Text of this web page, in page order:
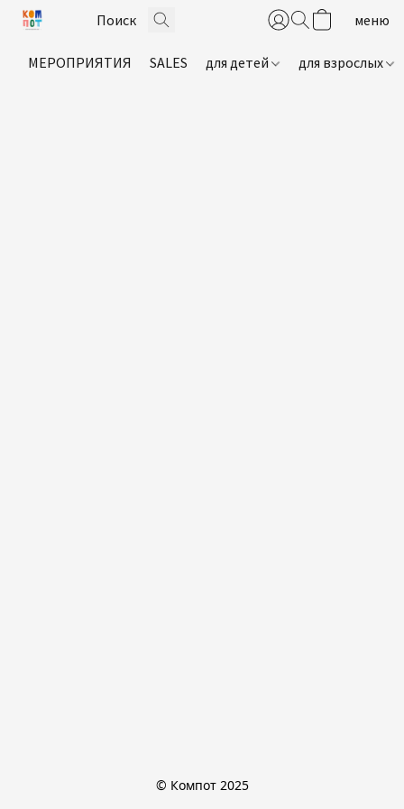
МЕРОПРИЯТИЯ SALES для детей для взрослых
© Компот 2025